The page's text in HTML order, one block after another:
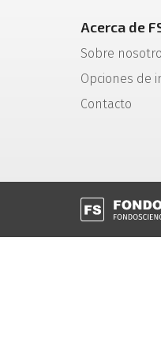
Acerca de
Sobre
Opciones de
Contacto